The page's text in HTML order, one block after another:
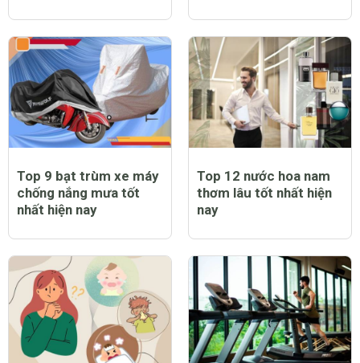
Top 9 bạt trùm xe máy
chống nắng mưa tốt
nhất hiện nay
Top 12 nước hoa nam
thơm lâu tốt nhất hiện
nay